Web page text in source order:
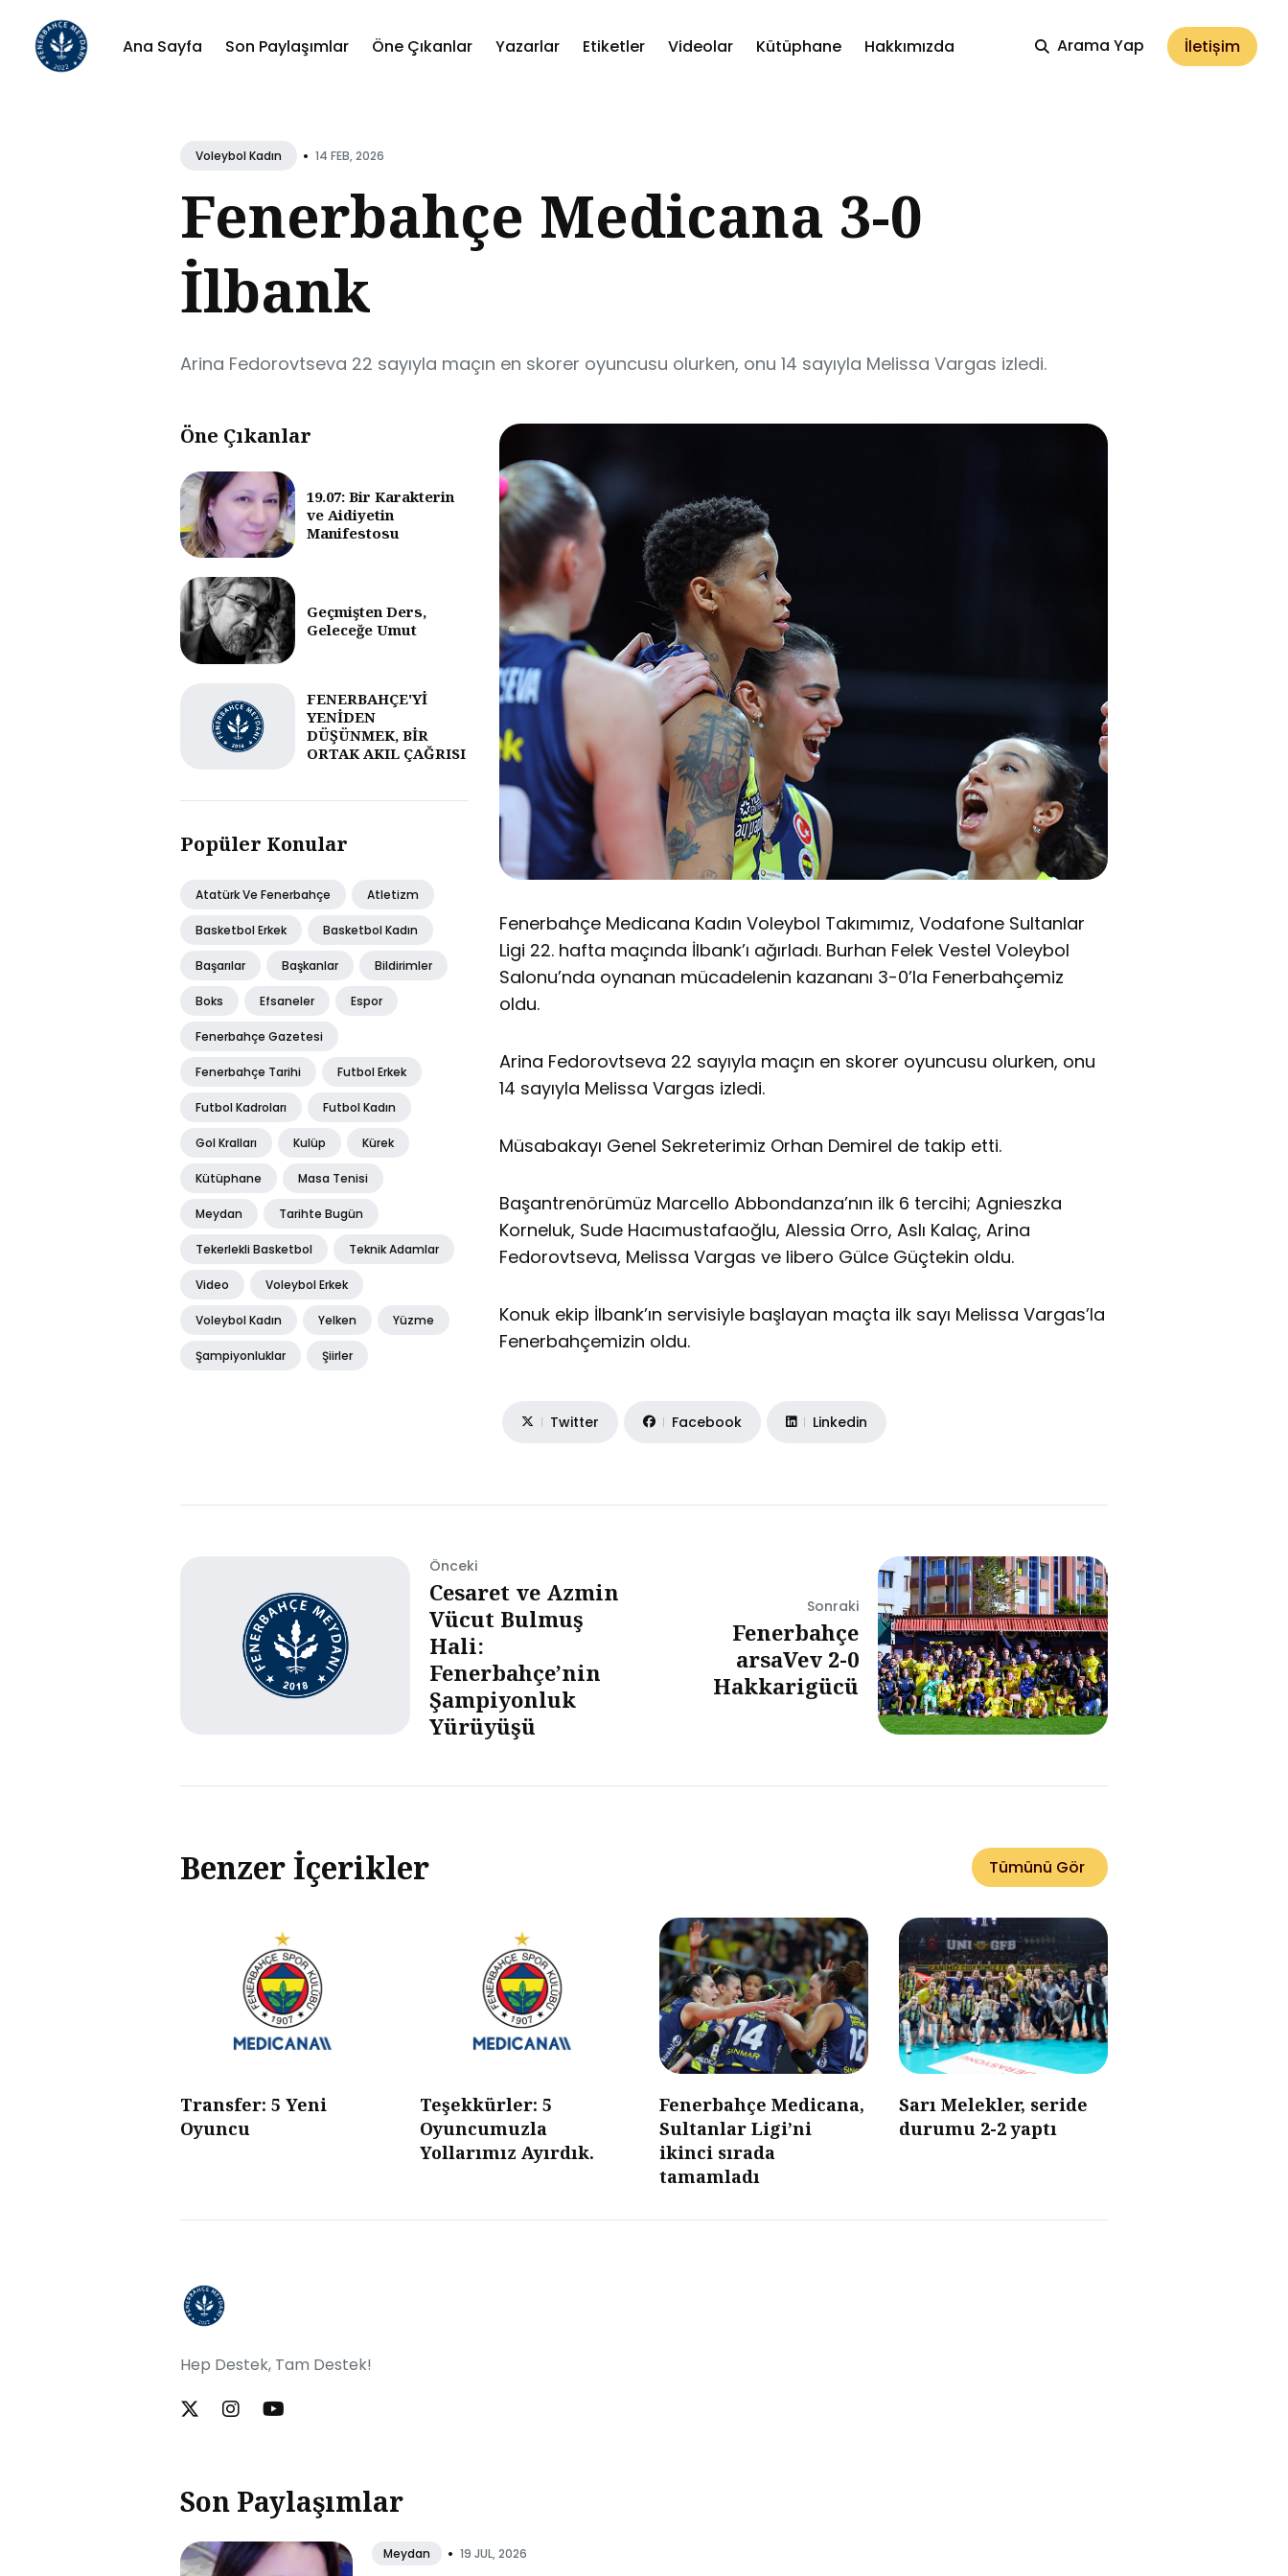
Ana Sayfa Son Paylaşımlar Öne Çıkanlar Yazarlar Etiketler Videolar Kütüphane Hakkımızda Arama Yap İletișim
Voleybol Kadın • 14 FEB, 2026
Fenerbahçe Medicana 3-0
İlbank
Arina Fedorovtseva 22 sayıyla maçın en skorer oyuncusu olurken, onu 14 sayıyla Melissa Vargas izledi.
Öne Çıkanlar
19.07: Bir Karakterin
ve Aidiyetin
Manifestosu
Geçmişten Ders,
Geleceğe Umut
FENERBAHÇE'Yİ
YENİDEN
DÜŞÜNMEK, BİR
ORTAK AKIL ÇAĞRISI
Popüler Konular
Atatürk Ve Fenerbahçe Atletizm
Basketbol Erkek Basketbol Kadın
Başarılar Başkanlar Bildirimler
Boks Efsaneler Espor
Fenerbahçe Gazetesi
Fenerbahçe Tarihi Futbol Erkek
Futbol Kadroları Futbol Kadın
Gol Kralları Kulüp Kürek
Kütüphane Masa Tenisi
Meydan Tarihte Bugün
Tekerlekli Basketbol Teknik Adamlar
Video Voleybol Erkek
Voleybol Kadın Yelken Yüzme
Şampiyonluklar Şiirler
Fenerbahçe Medicana Kadın Voleybol Takımımız, Vodafone Sultanlar
Ligi 22. hafta maçında İlbank’ı ağırladı. Burhan Felek Vestel Voleybol
Salonu’nda oynanan mücadelenin kazananı 3-0’la Fenerbahçemiz
oldu.
Arina Fedorovtseva 22 sayıyla maçın en skorer oyuncusu olurken, onu
14 sayıyla Melissa Vargas izledi.
Müsabakayı Genel Sekreterimiz Orhan Demirel de takip etti.
Başantrenörümüz Marcello Abbondanza’nın ilk 6 tercihi; Agnieszka
Korneluk, Sude Hacımustafaoğlu, Alessia Orro, Aslı Kalaç, Arina
Fedorovtseva, Melissa Vargas ve libero Gülce Güçtekin oldu.
Konuk ekip İlbank’ın servisiyle başlayan maçta ilk sayı Melissa Vargas’la
Fenerbahçemizin oldu.
Twitter Facebook Linkedin
Önceki
Cesaret ve Azmin
Vücut Bulmuş
Hali:
Fenerbahçe’nin
Şampiyonluk
Yürüyüşü
Sonraki
Fenerbahçe
arsaVev 2-0
Hakkarigücü
Benzer İçerikler Tümünü Gör
Transfer: 5 Yeni
Oyuncu
Teşekkürler: 5
Oyuncumuzla
Yollarımız Ayırdık.
Fenerbahçe Medicana,
Sultanlar Ligi’ni
ikinci sırada
tamamladı
Sarı Melekler, seride
durumu 2-2 yaptı
Hep Destek, Tam Destek!
Son Paylaşımlar
Meydan • 19 JUL, 2026